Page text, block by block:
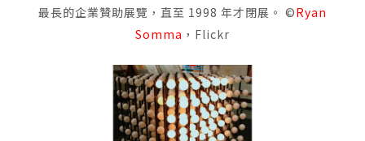
最長的企業贊助展覽，直至 1998 年才閉展。 ©Ryan
Somma ，Flickr